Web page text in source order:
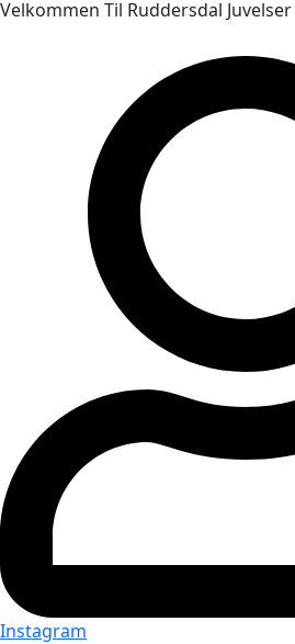
Velkommen Til Ruddersdal Juvelser
Instagram